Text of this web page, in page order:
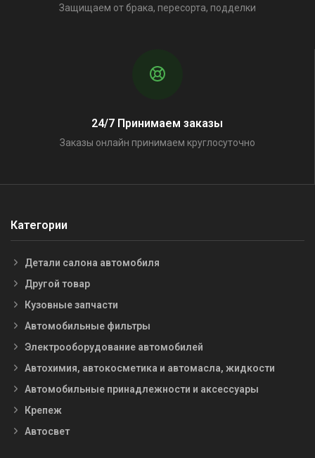
Защищаем от брака, пересорта, подделки
24/7 Принимаем заказы
Заказы онлайн принимаем круглосуточно
Категории
Детали салона автомобиля
Другой товар
Кузовные запчасти
Автомобильные фильтры
Электрооборудование автомобилей
Автохимия, автокосметика и автомасла, жидкости
Автомобильные принадлежности и аксессуары
Крепеж
Автосвет